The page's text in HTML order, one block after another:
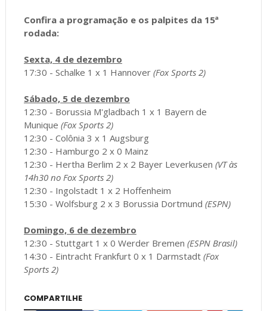
Confira a programação e os palpites da 15ª
rodada:
Sexta, 4 de dezembro
17:30 - Schalke 1 x 1 Hannover (Fox Sports 2)
Sábado, 5 de dezembro
12:30 - Borussia M'gladbach 1 x 1 Bayern de
Munique (Fox Sports 2)
12:30 - Colônia 3 x 1 Augsburg
12:30 - Hamburgo 2 x 0 Mainz
12:30 - Hertha Berlim 2 x 2 Bayer Leverkusen (VT às
14h30 no Fox Sports 2)
12:30 - Ingolstadt 1 x 2 Hoffenheim
15:30 - Wolfsburg 2 x 3 Borussia Dortmund (ESPN)
Domingo, 6 de dezembro
12:30 - Stuttgart 1 x 0 Werder Bremen (ESPN Brasil)
14:30 - Eintracht Frankfurt 0 x 1 Darmstadt (Fox
Sports 2)
COMPARTILHE